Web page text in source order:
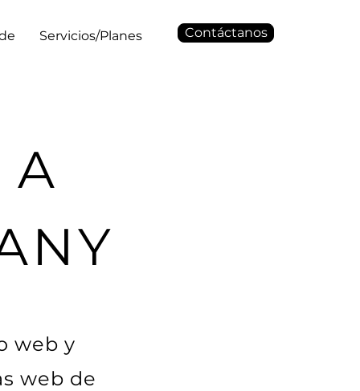
Servicios/Planes Contáctanos
A
web y
web de